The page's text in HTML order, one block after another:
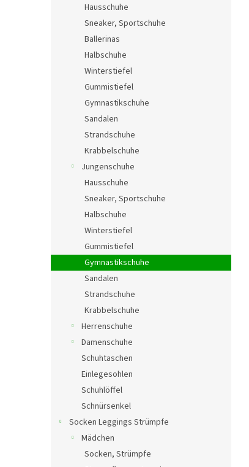
Hausschuhe
Sneaker, Sportschuhe
Ballerinas
Halbschuhe
Winterstiefel
Gummistiefel
Gymnastikschuhe
Sandalen
Strandschuhe
Krabbelschuhe
Jungenschuhe
Hausschuhe
Sneaker, Sportschuhe
Halbschuhe
Winterstiefel
Gummistiefel
Gymnastikschuhe
Sandalen
Strandschuhe
Krabbelschuhe
Herrenschuhe
Damenschuhe
Schuhtaschen
Einlegesohlen
Schuhlöffel
Schnürsenkel
Socken Leggings Strümpfe
Mädchen
Socken, Strümpfe